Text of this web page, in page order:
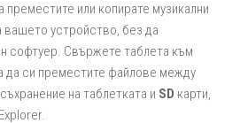
или копирате музикални
вашето устройство, без да
софтуер. Свържете таблета към
да си преместите файлове между
на таблетката и SD карти,